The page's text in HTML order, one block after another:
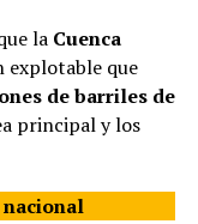
la Cuenca
explotable que
de barriles de
principal y los